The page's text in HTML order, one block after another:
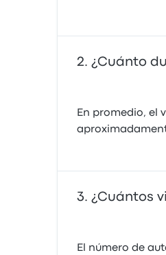
¿Cuánto
En promedio, el
¿Cuántos
El número de